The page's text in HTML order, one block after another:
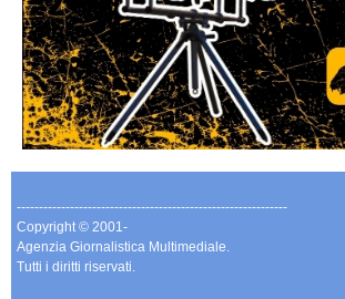
-------------------------------------------------------------
Copyright © 2001-
Agenzia Giornalistica Multimediale.
Tutti i diritti riservati.